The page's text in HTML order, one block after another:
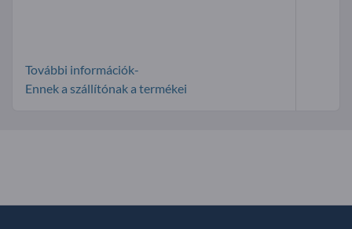
További információk-
Ennek a szállítónak a termékei